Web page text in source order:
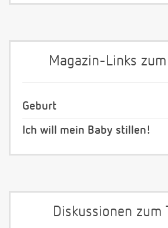
Magazin-Links
Geburt
Ich will mein Baby stillen!
Diskussionen zum